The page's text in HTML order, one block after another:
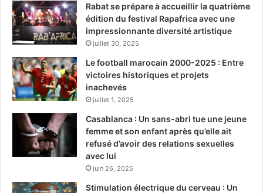
Rabat se prépare à accueillir la quatrième
édition du festival Rapafrica avec une
impressionnante diversité artistique
juillet 30, 2025
Le football marocain 2000-2025 : Entre
victoires historiques et projets
inachevés
juillet 1, 2025
Casablanca : Un sans-abri tue une jeune
femme et son enfant après qu’elle ait
refusé d’avoir des relations sexuelles
avec lui
juin 26, 2025
Stimulation électrique du cerveau : Un